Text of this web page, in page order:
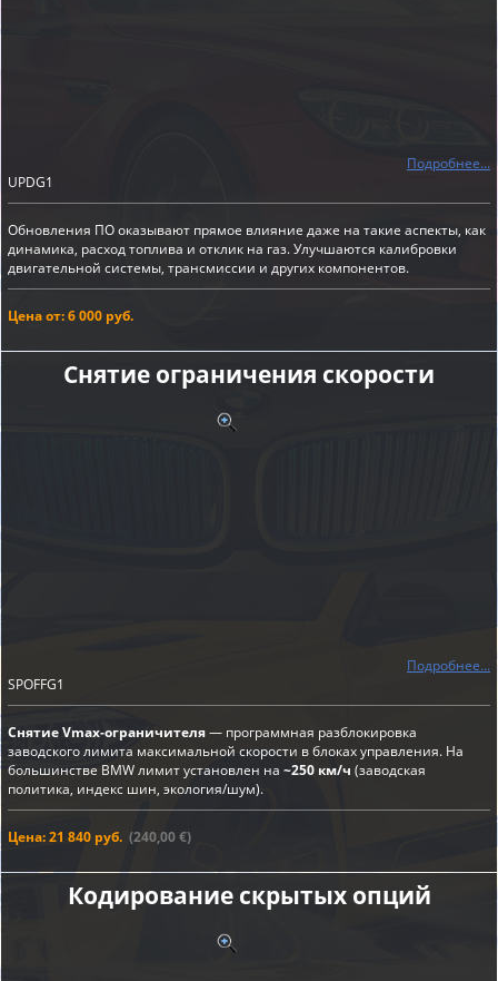
Подробнее...
UPDG1
Обновления ПО оказывают прямое влияние даже на такие аспекты, как
динамика, расход топлива и отклик на газ. Улучшаются калибровки
двигательной системы, трансмиссии и других компонентов.
Цена от: 6 000 руб.
Снятие ограничения скорости
Подробнее...
SPOFFG1
Снятие Vmax-ограничителя— программная разблокировка
заводского лимита максимальной скорости в блоках управления. На
большинстве BMW лимит установлен на ~250 км/ч (заводская
политика, индекс шин, экология/шум).
Цена: 21 840 руб. (240,00 €)
Кодирование скрытых опций